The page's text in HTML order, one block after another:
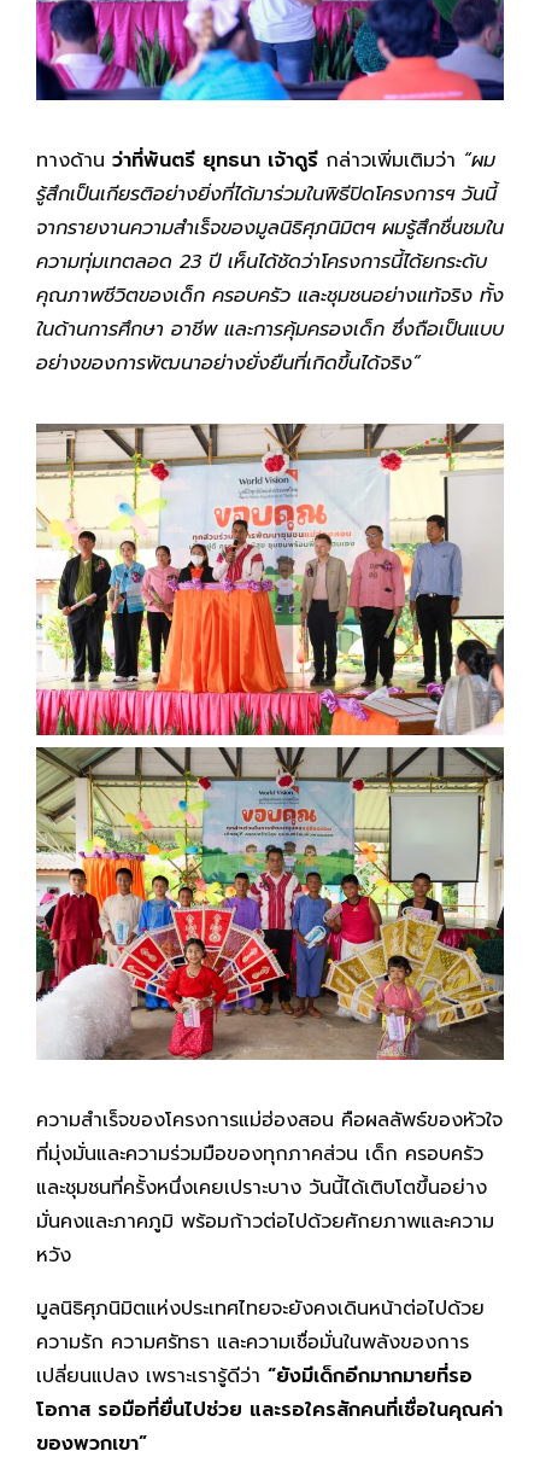
ทางด้าน ว่าที่พันตรี ยุทธนา เจ้าดูรี กล่าวเพิ่มเติมว่า “ผม
รู้สึกเป็นเกียรติอย่างยิ่งที่ได้มาร่วมในพิธีปิดโครงการฯ วันนี้
จากรายงานความสำเร็จของมูลนิธิศุภนิมิตฯ ผมรู้สึกชื่นชมใน
ความทุ่มเทตลอด 23 ปี เห็นได้ชัดว่าโครงการนี้ได้ยกระดับ
คุณภาพชีวิตของเด็ก ครอบครัว และชุมชนอย่างแท้จริง ทั้ง
ในด้านการศึกษา อาชีพ และการคุ้มครองเด็ก ซึ่งถือเป็นแบบ
อย่างของการพัฒนาอย่างยั่งยืนที่เกิดขึ้นได้จริง”
ความสำเร็จของโครงการแม่ฮ่องสอน คือผลลัพธ์ของหัวใจ
ที่มุ่งมั่นและความร่วมมือของทุกภาคส่วน เด็ก ครอบครัว
และชุมชนที่ครั้งหนึ่งเคยเปราะบาง วันนี้ได้เติบโตขึ้นอย่าง
มั่นคงและภาคภูมิ พร้อมก้าวต่อไปด้วยศักยภาพและความ
หวัง
มูลนิธิศุภนิมิตแห่งประเทศไทยจะยังคงเดินหน้าต่อไปด้วย
ความรัก ความศรัทธา และความเชื่อมั่นในพลังของการ
เปลี่ยนแปลง เพราะเรารู้ดีว่า “ยังมีเด็กอีกมากมายที่รอ
โอกาส รอมือที่ยื่นไปช่วย และรอใครสักคนที่เชื่อในคุณค่า
ของพวกเขา”